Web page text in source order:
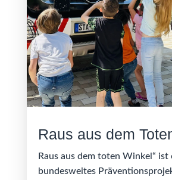
Raus aus dem
Raus aus dem toten Winkel“ ist
bundesweites